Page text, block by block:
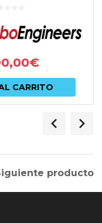
| VW GOLF MK
€
CARRITO
producto